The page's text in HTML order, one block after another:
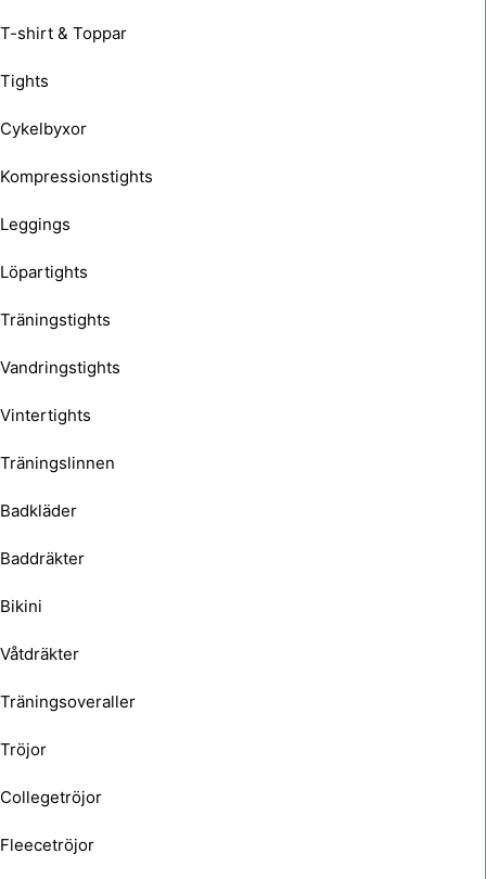
T-shirt & Toppar
Tights
Cykelbyxor
Kompressionstights
Leggings
Löpartights
Träningstights
Vandringstights
Vintertights
Träningslinnen
Badkläder
Baddräkter
Bikini
Våtdräkter
Träningsoveraller
Tröjor
Collegetröjor
Fleecetröjor